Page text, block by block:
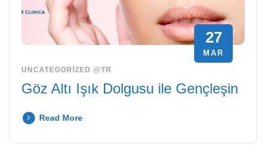
27
MAR
UNCATEGORIZED @TR
Göz Altı Işık Dolgusu ile Gençleşin
Read More